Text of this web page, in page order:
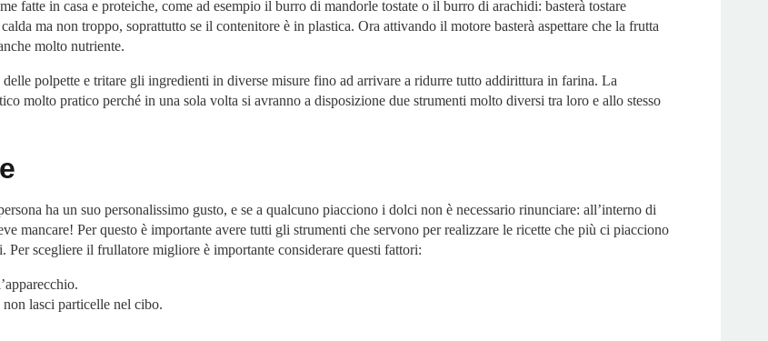
fatte in casa e proteiche, come ad esempio il burro di mandorle tostate o il burro di arachidi: basterà tostare
ma non troppo, soprattutto se il contenitore è in plastica. Ora attivando il motore basterà aspettare che la frutta
molto nutriente.
polpette e tritare gli ingredienti in diverse misure fino ad arrivare a ridurre tutto addirittura in farina. La
molto pratico perché in una sola volta si avranno a disposizione due strumenti molto diversi tra loro e allo stesso
ha un suo personalissimo gusto, e se a qualcuno piacciono i dolci non è necessario rinunciare: all’interno di
mancare! Per questo è importante avere tutti gli strumenti che servono per realizzare le ricette che più ci piacciono
scegliere il frullatore migliore è importante considerare questi fattori:
lasci particelle nel cibo.